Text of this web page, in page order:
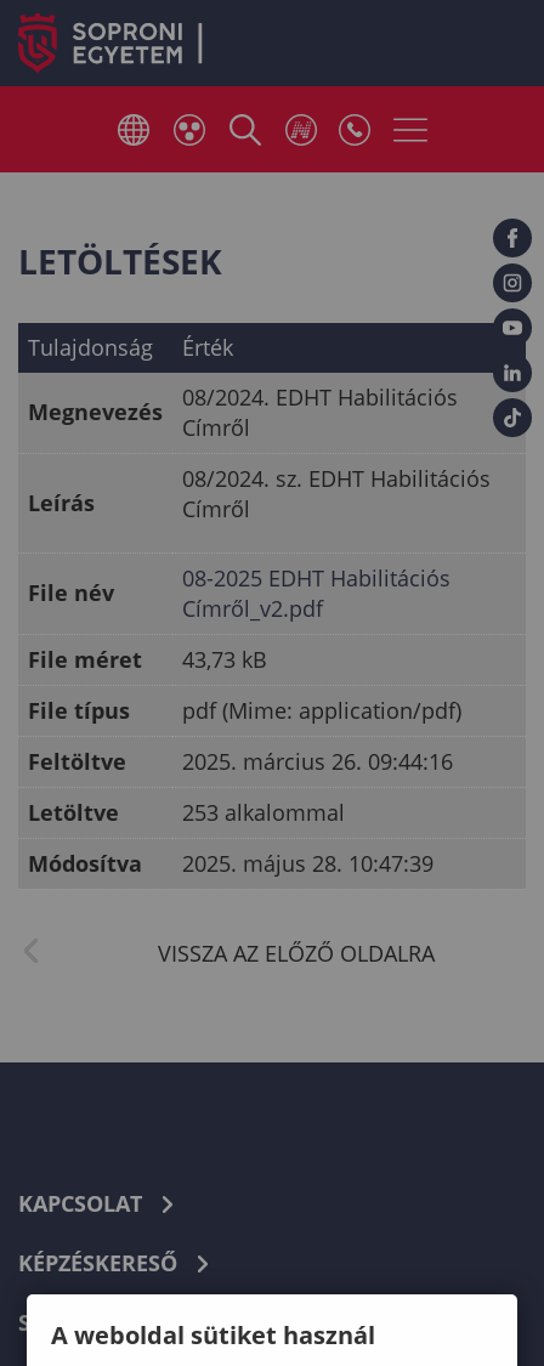
LETÖLTÉSEK
Tulajdonság Érték
Megnevezés
08/2024. EDHT Habilitációs
Címről
Leírás
08/2024. sz. EDHT Habilitációs
Címről
File név
08-2025 EDHT Habilitációs
Címről_v2.pdf
File méret
43,73 kB
File típus
pdf (Mime: application/pdf)
Feltöltve
2025. március 26. 09:44:16
Letöltve
253 alkalommal
Módosítva
2025. május 28. 10:47:39
KAPCSOLAT
KÉPZÉSKERESŐ
SZERVEZETI FELÉPÍTÉS
A weboldal sütiket használ